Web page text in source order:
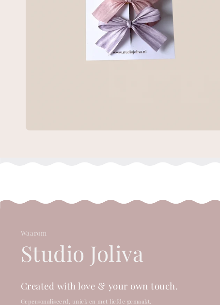
Waarom
Studio Joliva
Created with love & your own touch.
Gepersonaliseerd, uniek en met liefde gemaakt.